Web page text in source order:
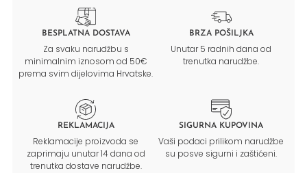
BESPLATNA DOSTAVA
Za svaku narudžbu s
minimalnim iznosom od 50€
prema svim dijelovima Hrvatske.
BRZA POŠILJKA
Unutar 5 radnih dana od
trenutka narudžbe.
REKLAMACIJA
Reklamacije proizvoda se
zaprimaju unutar 14 dana od
trenutka dostave narudžbe.
SIGURNA KUPOVINA
Vaši podaci prilikom narudžbe
su posve sigurni i zaštićeni.